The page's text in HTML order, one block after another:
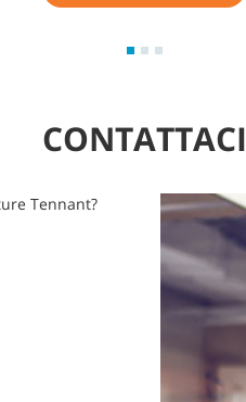
CONTATTACI
Tennant?